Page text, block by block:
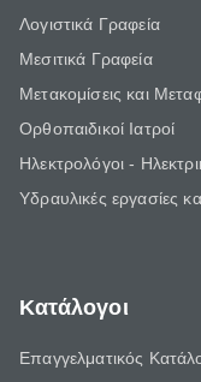
Λογιστικά Γραφεία
Μεσιτικά Γραφεία
Μετακομίσεις και
Ορθοπαιδικοί Ιατροί
Ηλεκτρολόγοι -
Υδραυλικές εργασίες
Κατάλογοι
Επαγγελματικός